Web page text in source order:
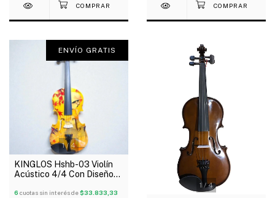
1/4
ENVÍO GRATIS
KINGLOS Hshb-03 Violín
Acústico 4/4 Con Diseño
6 cuotas sin interés de$33.833,33
1/4